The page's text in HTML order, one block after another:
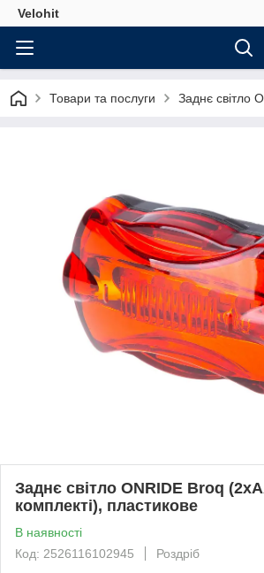
Velohit
Товари та послуги Заднє світло
Заднє світло ONRIDE Broq
комплекті), пластикове
В наявності
Код: 2526116102945
Роздріб